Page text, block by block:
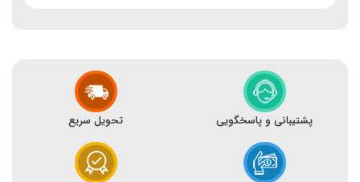
پشتیبانی و پاسخگویی تحویل سریع